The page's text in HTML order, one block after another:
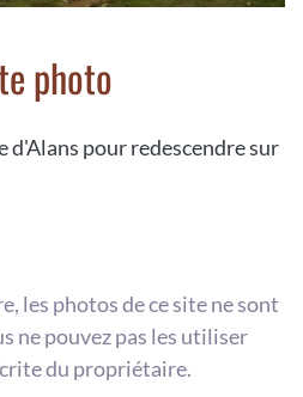
photo
pour redescendre sur
les photos de ce site ne sont
ne pouvez pas les utiliser
du propriétaire.